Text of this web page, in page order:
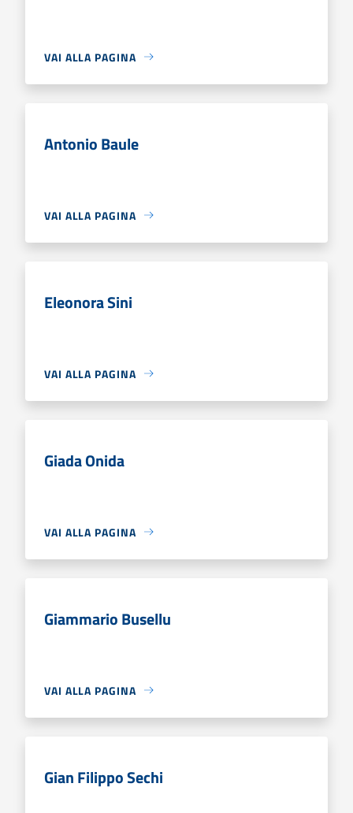
VAI ALLA PAGINA
Antonio Baule
VAI ALLA PAGINA
Eleonora Sini
VAI ALLA PAGINA
Giada Onida
VAI ALLA PAGINA
Giammario Busellu
VAI ALLA PAGINA
Gian Filippo Sechi